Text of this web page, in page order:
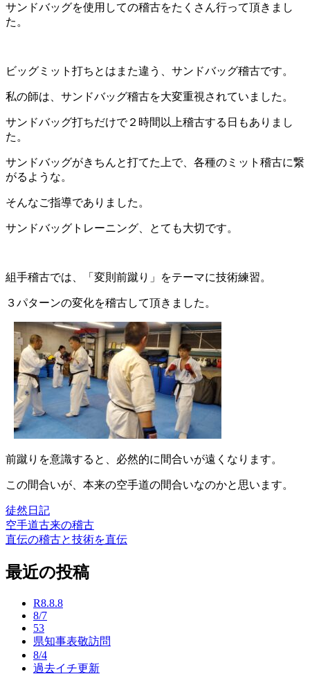
サンドバッグを使用しての稽古をたくさん行って頂きまし
た。
ビッグミット打ちとはまた違う、サンドバッグ稽古です。
私の師は、サンドバッグ稽古を大変重視されていました。
サンドバッグ打ちだけで２時間以上稽古する日もありまし
た。
サンドバッグがきちんと打てた上で、各種のミット稽古に繋
がるような。
そんなご指導でありました。
サンドバッグトレーニング、とても大切です。
組手稽古では、「変則前蹴り」をテーマに技術練習。
３パターンの変化を稽古して頂きました。
前蹴りを意識すると、必然的に間合いが遠くなります。
この間合いが、本来の空手道の間合いなのかと思います。
徒然日記
投
稿
ナ
空手道古来の稽古
直伝の稽古と技術を直伝
最近の投稿
R8.8.8
8/7
53
県知事表敬訪問
8/4
過去イチ更新